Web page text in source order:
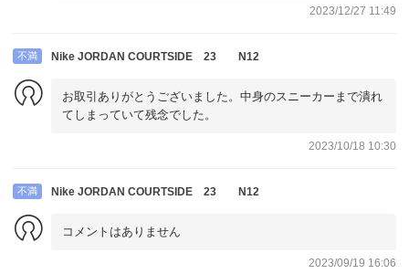
2023/12/27 11:49
不満 Nike JORDAN COURTSIDE 23 N12
お取引ありがとうございました。中身のスニーカーまで潰れ
てしまっていて残念でした。
2023/10/18 10:30
不満 Nike JORDAN COURTSIDE 23 N12
コメントはありません
2023/09/19 16:06